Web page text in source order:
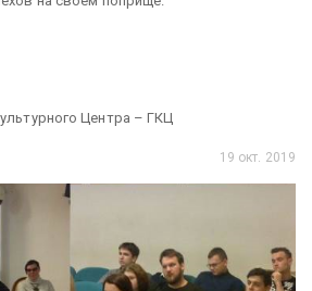
Центра – ГКЦ
19 окт. 2019